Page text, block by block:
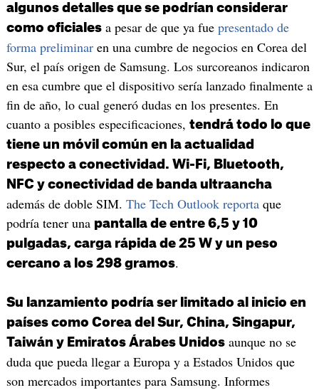
algunos detalles que se podrían considerar
como oficialesa pesar de que ya fue presentado de
forma preliminaren una cumbre de negocios en Corea del
Sur, el país origen de Samsung. Los surcoreanos indicaron
en esa cumbre que el dispositivo sería lanzado finalmente a
fin de año, lo cual generó dudas en los presentes. En
cuanto a posibles especificaciones, tendrá todo lo que
tiene un móvil común en la actualidad
respecto a conectividad. Wi-Fi, Bluetooth,
NFC y conectividad de banda ultraancha
además de doble SIM. The Tech Outlook reportaque
podría tener una pantalla de entre 6,5 y 10
pulgadas, carga rápida de 25 W y un peso
cercano a los 298 gramos.
Su lanzamiento podría ser limitado al inicio en
países como Corea del Sur, China, Singapur,
Taiwán y Emiratos Árabes Unidosaunque no se
duda que pueda llegar a Europa y a Estados Unidos que
son mercados importantes para Samsung. Informes